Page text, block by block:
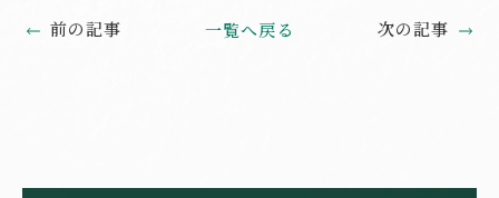
前の記事 一覧へ戻る 次の記事